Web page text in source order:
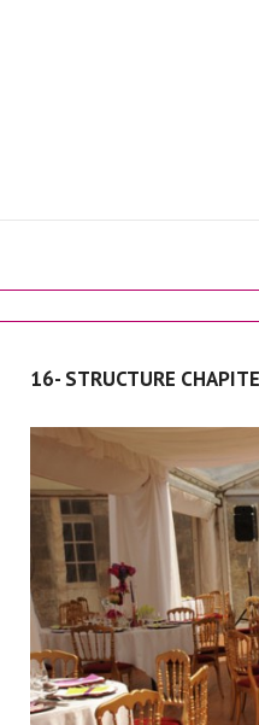
16- STRUCTURE